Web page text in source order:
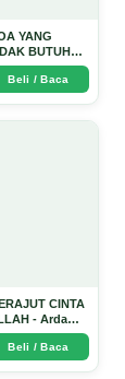
YANG
BUTUH
Kisah
Jiwa yang
di Era AI
Beli / Baca
CINTA
- Arda
Beli / Baca